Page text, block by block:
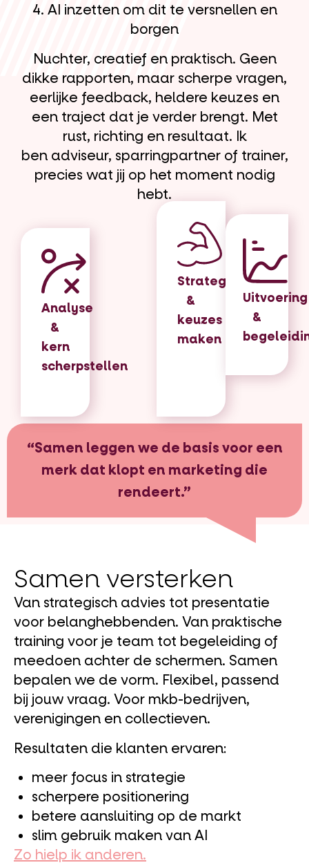
“Samen leggen we de basis voor een
merk dat klopt en marketing die
rendeert.”
4. AI inzetten om dit te versnellen en
borgen
Nuchter, creatief en praktisch. Geen
dikke rapporten, maar scherpe vragen,
eerlijke feedback, heldere keuzes en
een traject dat je verder brengt. Met
rust, richting en resultaat. Ik
ben adviseur, sparringpartner of trainer,
precies wat jij op het moment nodig
hebt.
Analyse
&
kern
scherpstellen​
Strategie
&
keuzes
maken
Uitvoering
&
Samen versterken
Van strategisch advies tot presentatie
voor belanghebbenden. Van praktische
training voor je team tot begeleiding of
meedoen achter de schermen. Samen
bepalen we de vorm. Flexibel, passend
bij jouw vraag. Voor mkb-bedrijven,
verenigingen en collectieven.
Resultaten die klanten ervaren:
meer focus in strategie
scherpere positionering
betere aansluiting op de markt
slim gebruik maken van AI
Zo hielp ik anderen.